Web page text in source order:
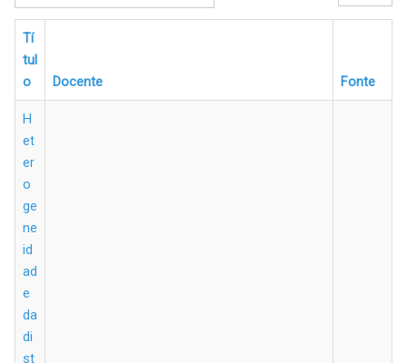
Tí
tul
o
Docente Fonte
H
et
er
o
ge
ne
id
ad
e
da
di
st